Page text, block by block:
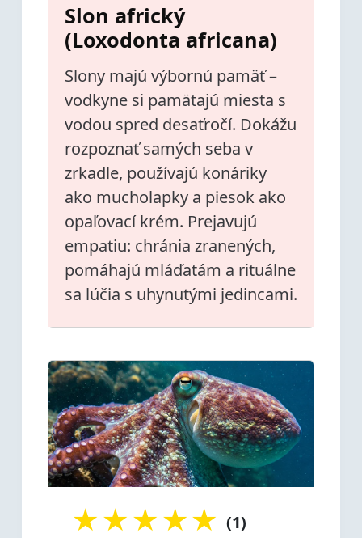
Slon africký
(Loxodonta africana)
Slony majú výbornú pamäť –
vodkyne si pamätajú miesta s
vodou spred desaťročí. Dokážu
rozpoznať samých seba v
zrkadle, používajú konáriky
ako mucholapky a piesok ako
opaľovací krém. Prejavujú
empatiu: chránia zranených,
pomáhajú mláďatám a rituálne
sa lúčia s uhynutými jedincami.
★
★
★
★
★ (1)